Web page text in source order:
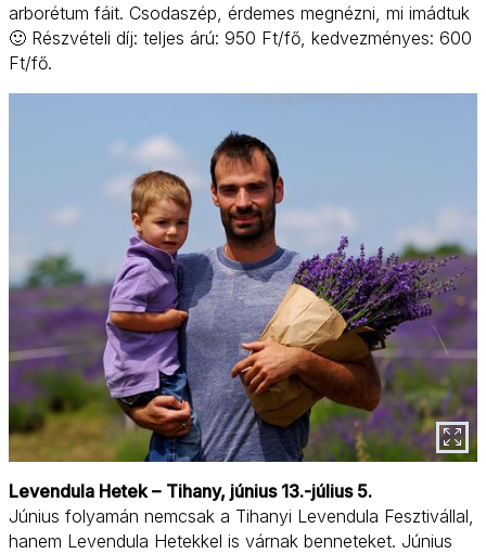
arborétum fáit. Csodaszép, érdemes megnézni, mi imádtuk
🙂 Részvételi díj: teljes árú: 950 Ft/fő, kedvezményes: 600
Ft/fő.
Levendula Hetek – Tihany, június 13.-július 5.
Június folyamán nemcsak a Tihanyi Levendula Fesztivállal,
hanem Levendula Hetekkel is várnak benneteket. Június